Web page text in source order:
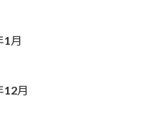
1月
12月